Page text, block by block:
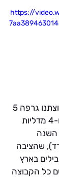
https://
מדליות זהב, 1 מדליית כסף ו-4 מדליות
השנה
(2 זהב,2 כסף ו2 ארד), שהציבה
בארץ
כל הקבוצה